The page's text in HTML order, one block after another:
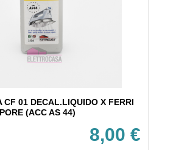
CF 01 DECAL.LIQUIDO X FERRI
(ACC AS 44)
8,00 €